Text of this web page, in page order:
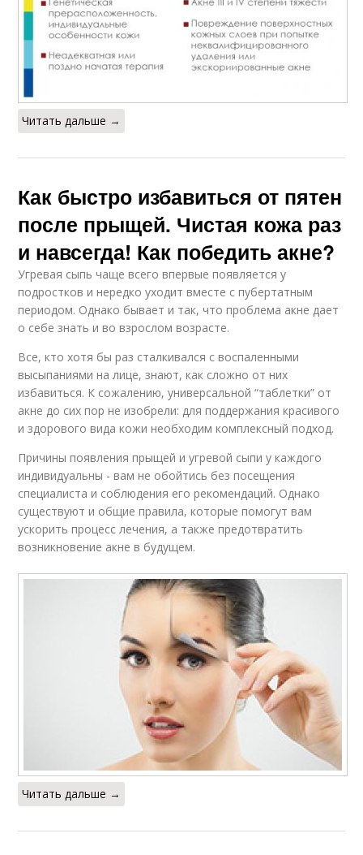
Читать дальше →
Как быстро избавиться от пятен
после прыщей. Чистая кожа раз
и навсегда! Как победить акне?
Угревая сыпь чаще всего впервые появляется у
подростков и нередко уходит вместе с пубертатным
периодом. Однако бывает и так, что проблема акне дает
о себе знать и во взрослом возрасте.
Все, кто хотя бы раз сталкивался с воспаленными
высыпаниями на лице, знают, как сложно от них
избавиться. К сожалению, универсальной “таблетки” от
акне до сих пор не изобрели: для поддержания красивого
и здорового вида кожи необходим комплексный подход.
Причины появления прыщей и угревой сыпи у каждого
индивидуальны - вам не обойтись без посещения
специалиста и соблюдения его рекомендаций. Однако
существуют и общие правила, которые помогут вам
ускорить процесс лечения, а также предотвратить
возникновение акне в будущем.
Читать дальше →